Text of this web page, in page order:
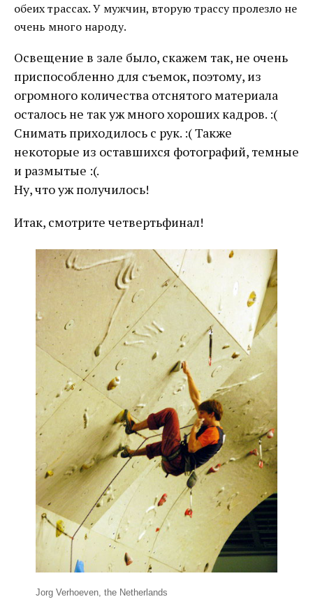
обеих трассах. У мужчин, вторую трассу пролезло не
очень много народу.
Освещение в зале было, скажем так, не очень
приспособленно для съемок, поэтому, из
огромного количества отснятого материала
осталось не так уж много хороших кадров. :(
Снимать приходилось с рук. :( Также
некоторые из оставшихся фотографий, темные
и размытые :(.
Ну, что уж получилось!
Итак, смотрите четвертьфинал!
Jorg Verhoeven, the Netherlands